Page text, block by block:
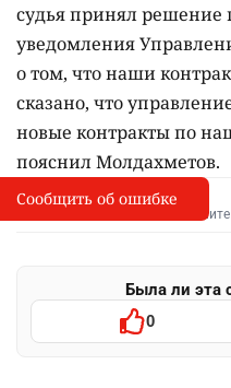
судья принял решение
уведомления
о том, что наши
сказано, что
новые контракты по
пояснил Молдахметов.
I
Сообщить об опечатке
Выделите фрагмент и
Была ли эта
0
Сообщить об ошибке